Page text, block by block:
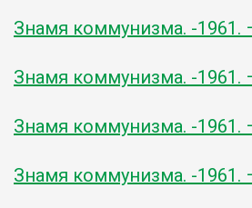
Знамя коммунизма. -1961.
Знамя коммунизма. -1961.
Знамя коммунизма. -1961.
Знамя коммунизма. -1961.